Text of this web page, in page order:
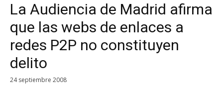
La Audiencia de Madrid afirma
que las webs de enlaces a
redes P2P no constituyen
delito
24 septiembre 2008